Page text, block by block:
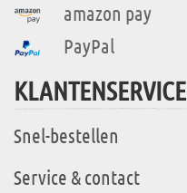
amazon pay
PayPal
KLANTENSERVICE
Snel-bestellen
Service & contact